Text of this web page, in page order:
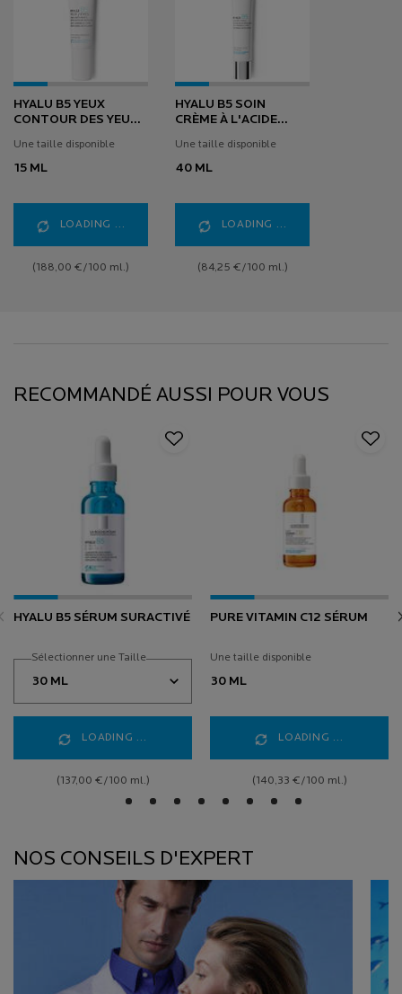
HYALU B5 YEUX
CONTOUR DES YEUX
Une taille disponible
15 ML
LOADING ...
(188,00 €/100 ml.)
HYALU B5 SOIN
CRÈME À L'ACIDE
Une taille disponible
40 ML
LOADING ...
(84,25 €/100 ml.)
RECOMMANDÉ AUSSI POUR VOUS
HYALU B5 SÉRUM SURACTIVÉ
Sélectionner une Taille
LOADING ...
(137,00 €/100 ml.)
PURE VITAMIN C12 SÉRUM
Une taille disponible
30 ML
LOADING ...
(140,33 €/100 ml.)
Nos conseils d'expert
NOS CONSEILS D'EXPERT